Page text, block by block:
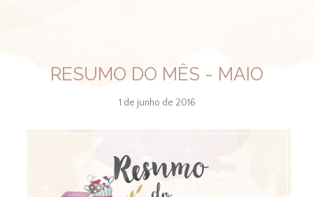
RESUMO DO MÊS - MAIO
1 de junho de 2016